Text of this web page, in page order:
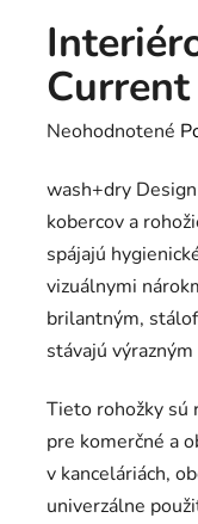
Current
Priemerné
produktu
je
0,0
z
5
hviezdičiek.
Neohodnotené
wash+dry
kobercov a
spájajú
vizuálnymi
brilantným,
stávajú
Tieto rohožky sú
pre komerčné a
v kanceláriách,
univerzálne